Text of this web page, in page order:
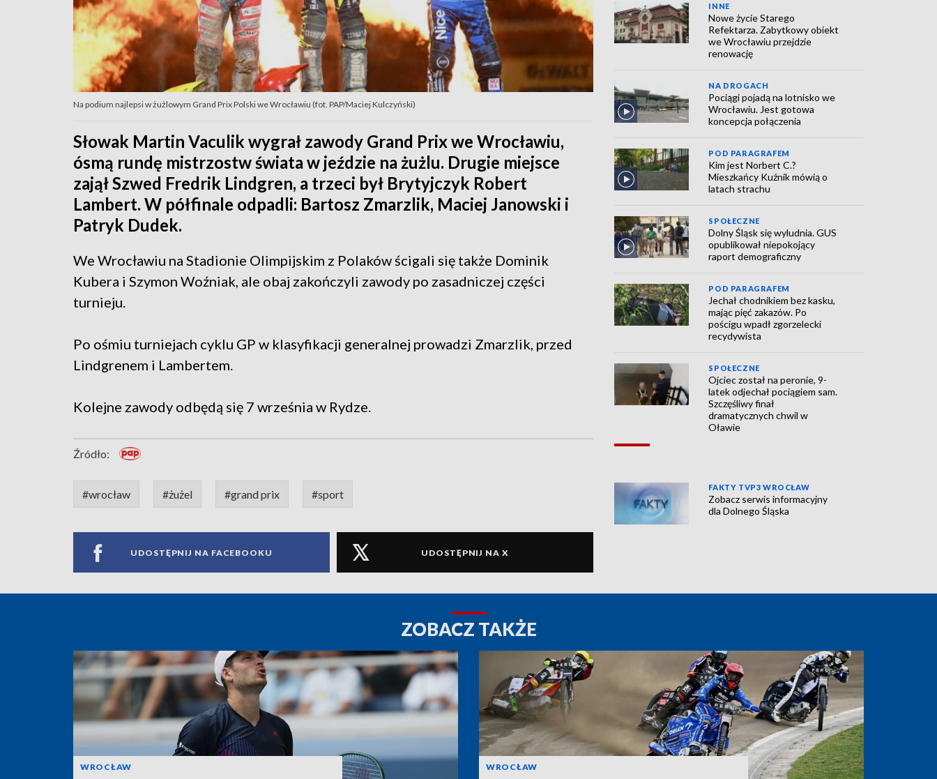
Na podium najlepsi w żużlowym Grand Prix Polski we Wrocławiu (fot. PAP/Maciej Kulczyński)
Słowak Martin Vaculik wygrał zawody Grand Prix we Wrocławiu,
ósmą rundę mistrzostw świata w jeździe na żużlu. Drugie miejsce
zajął Szwed Fredrik Lindgren, a trzeci był Brytyjczyk Robert
Lambert. W półfinale odpadli: Bartosz Zmarzlik, Maciej Janowski i
Patryk Dudek.
We Wrocławiu na Stadionie Olimpijskim z Polaków ścigali się także Dominik
Kubera i Szymon Woźniak, ale obaj zakończyli zawody po zasadniczej części
turnieju.
Po ośmiu turniejach cyklu GP w klasyfikacji generalnej prowadzi Zmarzlik, przed
Lindgrenem i Lambertem.
Kolejne zawody odbędą się 7 września w Rydze.
Źródło:
#wrocław #żużel #grand prix #sport
UDOSTĘPNIJ NA FACEBOOKU UDOSTĘPNIJ NA X
INNE
Nowe życie Starego
Refektarza. Zabytkowy obiekt
we Wrocławiu przejdzie
renowację
NA DROGACH
Pociągi pojadą na lotnisko we
Wrocławiu. Jest gotowa
koncepcja połączenia
POD PARAGRAFEM
Kim jest Norbert C.?
Mieszkańcy Kuźnik mówią o
latach strachu
SPOŁECZNE
Dolny Śląsk się wyludnia. GUS
opublikował niepokojący
raport demograficzny
POD PARAGRAFEM
Jechał chodnikiem bez kasku,
mając pięć zakazów. Po
pościgu wpadł zgorzelecki
recydywista
SPOŁECZNE
Ojciec został na peronie, 9-
latek odjechał pociągiem sam.
Szczęśliwy finał
dramatycznych chwil w
Oławie
FAKTY TVP3 WROCŁAW
Zobacz serwis informacyjny
dla Dolnego Śląska
ZOBACZ TAKŻE
WROCŁAW WROCŁAW